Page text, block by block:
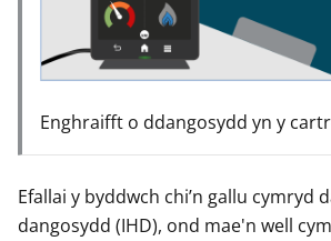
Enghraifft o ddangosydd yn y
Efallai y byddwch chi’n gallu cymryd
dangosydd (IHD), ond mae'n well